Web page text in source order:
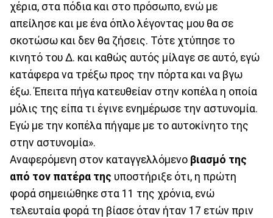
χέρια, στα πόδια και στο πρόσωπο, ενώ με
απείλησε και με ένα όπλο λέγοντας μου θα σε
σκοτώσω και δεν θα ζήσεις. Τότε χτύπησε το
κινητό του Δ. και καθώς αυτός μίλαγε σε αυτό, εγώ
κατάφερα να τρέξω προς την πόρτα και να βγω
έξω. Έπειτα πήγα κατευθείαν στην κοπέλα η οποία
μόλις της είπα τι έγινε ενημέρωσε την αστυνομία.
Εγώ με την κοπέλα πήγαμε με το αυτοκίνητο της
στην αστυνομία».
Αναφερόμενη στον καταγγελλόμενο βιασμό της
από τον πατέρα της υποστήριξε ότι, η πρώτη
φορά σημειώθηκε στα 11 της χρόνια, ενώ
τελευταία φορά τη βίασε όταν ήταν 17 ετών πριν